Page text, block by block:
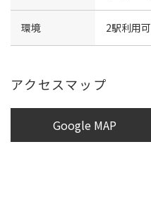
環境 2駅利用可
アクセスマップ
Google MAP